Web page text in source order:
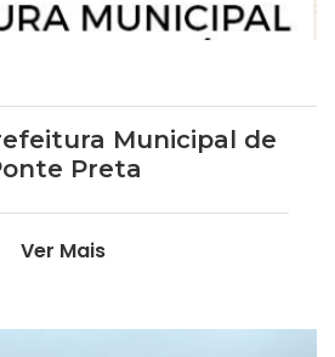
Municipal de
Preta
Ver Mais